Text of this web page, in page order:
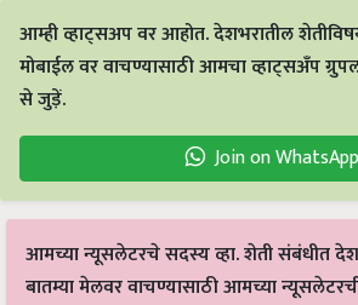
आम्ही व्हाट्सअप वर आहोत. देशभरातील
मोबाईल वर वाचण्यासाठी आमचा व्हाट्सअँप
से जुड़ें.
Join on WhatsApp
आमच्या न्यूसलेटरचे सदस्य व्हा. शेती संबंधीत
बातम्या मेलवर वाचण्यासाठी आमच्या